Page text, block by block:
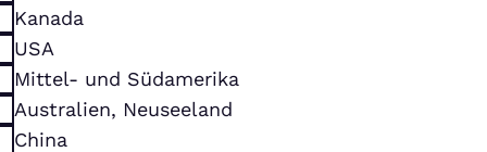
Kanada
USA
Mittel- und Südamerika
Australien, Neuseeland
China